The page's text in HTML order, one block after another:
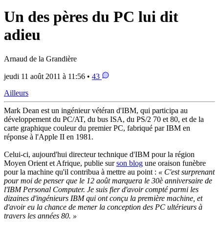
Un des pères du PC lui dit
adieu
Arnaud de la Grandière
jeudi 11 août 2011 à 11:56 • 43
Ailleurs
Mark Dean est un ingénieur vétéran d'IBM, qui participa au
développement du PC/AT, du bus ISA, du PS/2 70 et 80, et de la
carte graphique couleur du premier PC, fabriqué par IBM en
réponse à l'Apple II en 1981.
Celui-ci, aujourd'hui directeur technique d'IBM pour la région
Moyen Orient et Afrique, publie surson blog une oraison funèbre
pour la machine qu'il contribua à mettre au point : « C'est surprenant
pour moi de penser que le 12 août marquera le 30è anniversaire de
l'IBM Personal Computer. Je suis fier d'avoir compté parmi les
dizaines d'ingénieurs IBM qui ont conçu la première machine, et
d'avoir eu la chance de mener la conception des PC ultérieurs à
travers les années 80. »